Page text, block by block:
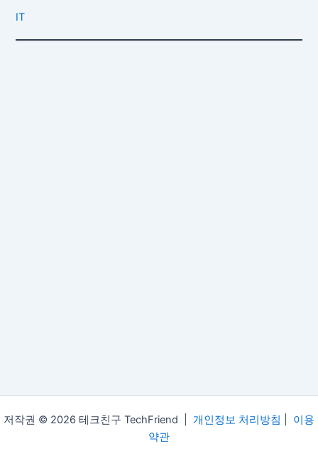
IT
저작권 © 2026 테크친구 TechFriend | 개인정보 처리방침
이용
약관